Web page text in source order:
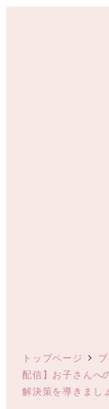
トップページ
配信】お子さん
解決策を導きまし